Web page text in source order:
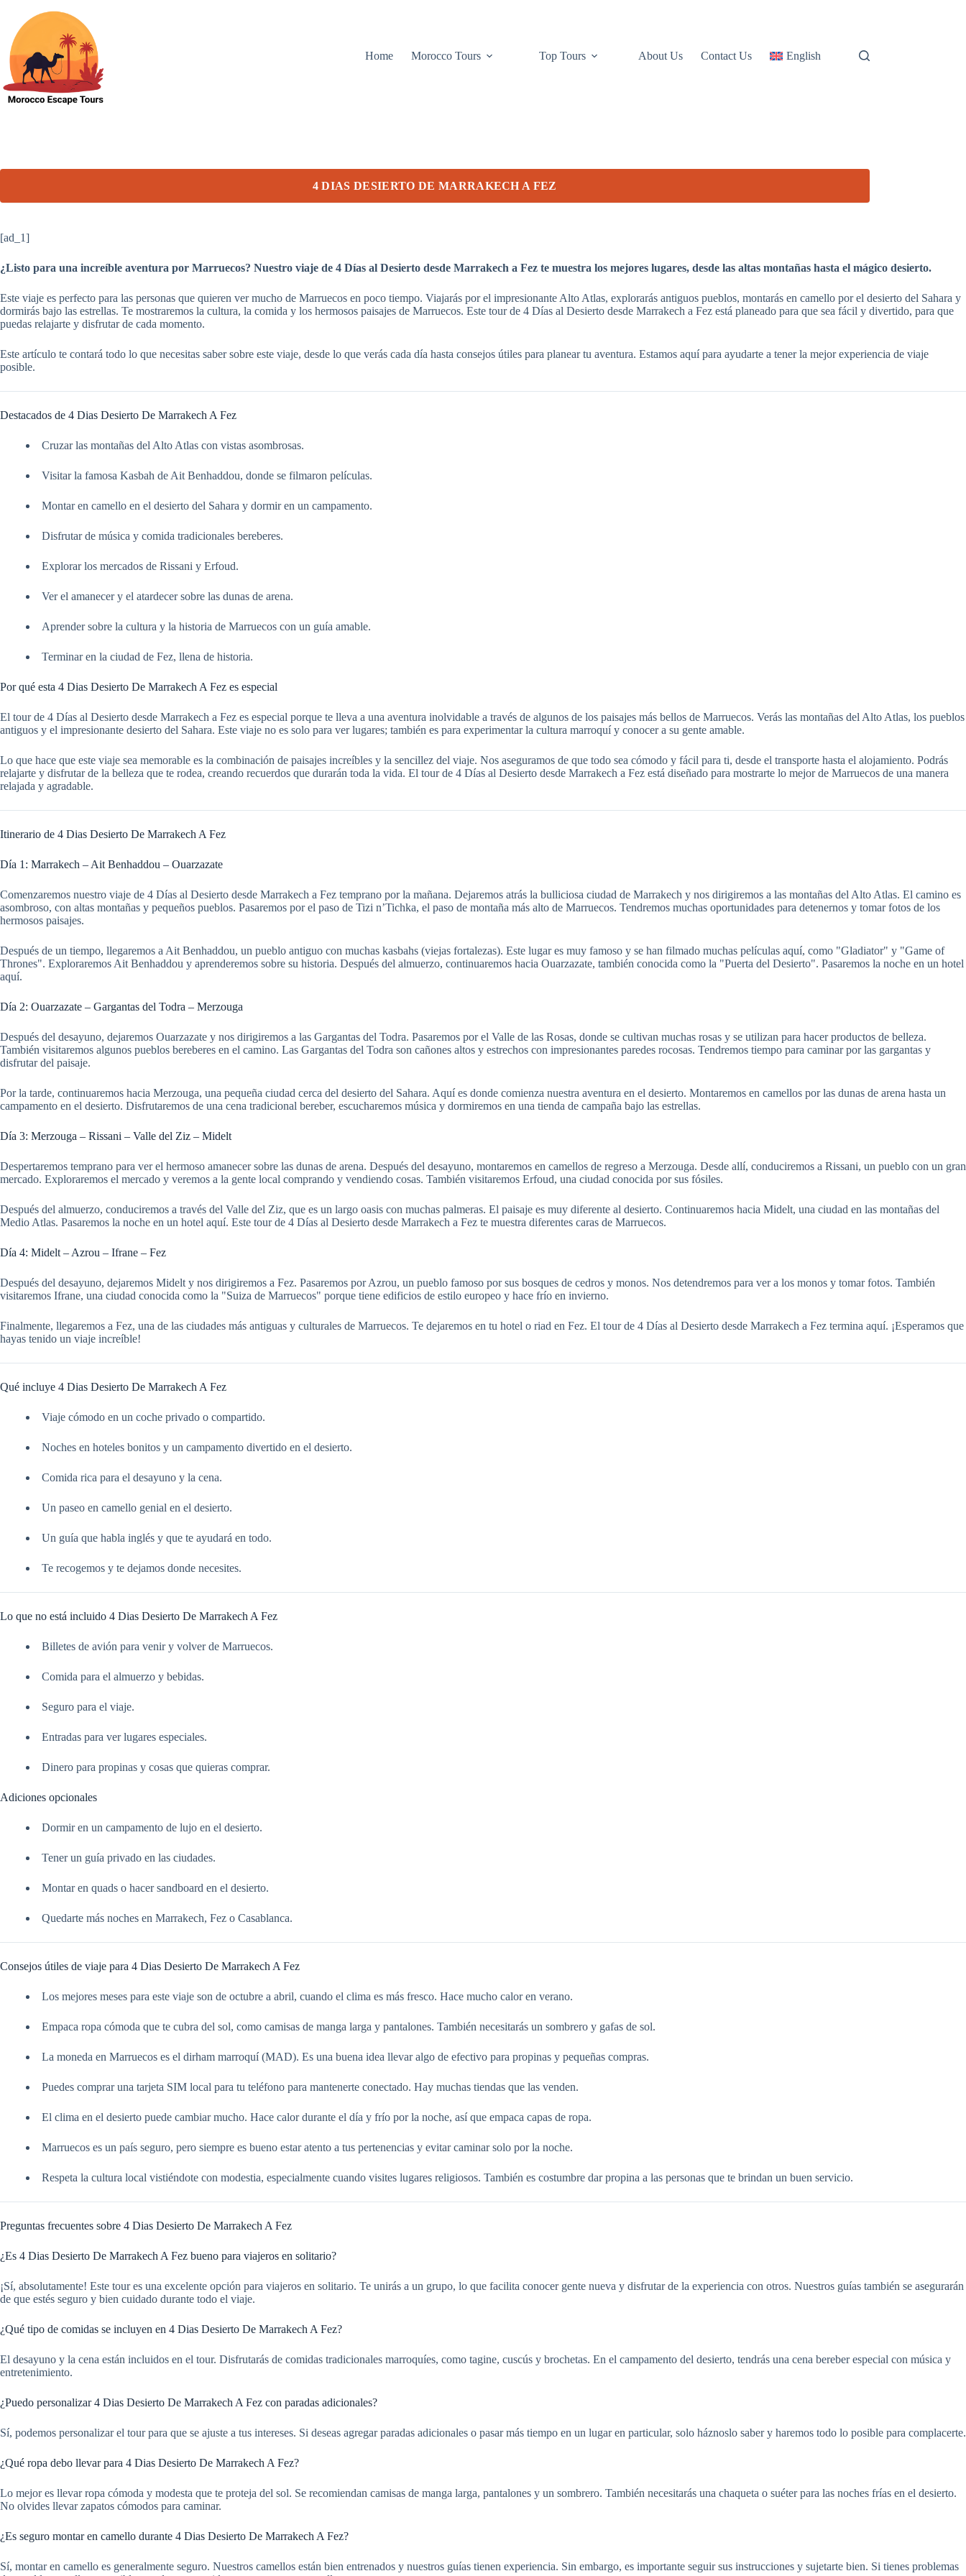
content
Home
Morocco Tours Top Tours About Us Contact Us English
4 DIAS DESIERTO DE MARRAKECH A FEZ
[ad_1]
¿Listo para una increíble aventura por Marruecos? Nuestro viaje de 4 Días al Desierto desde Marrakech a Fez te muestra los mejores lugares, desde las altas montañas hasta el mágico desierto.
Este viaje es perfecto para las personas que quieren ver mucho de Marruecos en poco tiempo. Viajarás por el impresionante Alto Atlas, explorarás antiguos pueblos, montarás en camello por el desierto del Sahara y
dormirás bajo las estrellas. Te mostraremos la cultura, la comida y los hermosos paisajes de Marruecos. Este tour de 4 Días al Desierto desde Marrakech a Fez está planeado para que sea fácil y divertido, para que
puedas relajarte y disfrutar de cada momento.
Este artículo te contará todo lo que necesitas saber sobre este viaje, desde lo que verás cada día hasta consejos útiles para planear tu aventura. Estamos aquí para ayudarte a tener la mejor experiencia de viaje
posible.
Destacados de 4 Dias Desierto De Marrakech A Fez
Cruzar las montañas del Alto Atlas con vistas asombrosas.
Visitar la famosa Kasbah de Ait Benhaddou, donde se filmaron películas.
Montar en camello en el desierto del Sahara y dormir en un campamento.
Disfrutar de música y comida tradicionales bereberes.
Explorar los mercados de Rissani y Erfoud.
Ver el amanecer y el atardecer sobre las dunas de arena.
Aprender sobre la cultura y la historia de Marruecos con un guía amable.
Terminar en la ciudad de Fez, llena de historia.
Por qué esta 4 Dias Desierto De Marrakech A Fez es especial
El tour de 4 Días al Desierto desde Marrakech a Fez es especial porque te lleva a una aventura inolvidable a través de algunos de los paisajes más bellos de Marruecos. Verás las montañas del Alto Atlas, los pueblos
antiguos y el impresionante desierto del Sahara. Este viaje no es solo para ver lugares; también es para experimentar la cultura marroquí y conocer a su gente amable.
Lo que hace que este viaje sea memorable es la combinación de paisajes increíbles y la sencillez del viaje. Nos aseguramos de que todo sea cómodo y fácil para ti, desde el transporte hasta el alojamiento. Podrás
relajarte y disfrutar de la belleza que te rodea, creando recuerdos que durarán toda la vida. El tour de 4 Días al Desierto desde Marrakech a Fez está diseñado para mostrarte lo mejor de Marruecos de una manera
relajada y agradable.
Itinerario de 4 Dias Desierto De Marrakech A Fez
Día 1: Marrakech – Ait Benhaddou – Ouarzazate
Comenzaremos nuestro viaje de 4 Días al Desierto desde Marrakech a Fez temprano por la mañana. Dejaremos atrás la bulliciosa ciudad de Marrakech y nos dirigiremos a las montañas del Alto Atlas. El camino es
asombroso, con altas montañas y pequeños pueblos. Pasaremos por el paso de Tizi n’Tichka, el paso de montaña más alto de Marruecos. Tendremos muchas oportunidades para detenernos y tomar fotos de los
hermosos paisajes.
Después de un tiempo, llegaremos a Ait Benhaddou, un pueblo antiguo con muchas kasbahs (viejas fortalezas). Este lugar es muy famoso y se han filmado muchas películas aquí, como "Gladiator" y "Game of
Thrones". Exploraremos Ait Benhaddou y aprenderemos sobre su historia. Después del almuerzo, continuaremos hacia Ouarzazate, también conocida como la "Puerta del Desierto". Pasaremos la noche en un hotel
aquí.
Día 2: Ouarzazate – Gargantas del Todra – Merzouga
Después del desayuno, dejaremos Ouarzazate y nos dirigiremos a las Gargantas del Todra. Pasaremos por el Valle de las Rosas, donde se cultivan muchas rosas y se utilizan para hacer productos de belleza.
También visitaremos algunos pueblos bereberes en el camino. Las Gargantas del Todra son cañones altos y estrechos con impresionantes paredes rocosas. Tendremos tiempo para caminar por las gargantas y
disfrutar del paisaje.
Por la tarde, continuaremos hacia Merzouga, una pequeña ciudad cerca del desierto del Sahara. Aquí es donde comienza nuestra aventura en el desierto. Montaremos en camellos por las dunas de arena hasta un
campamento en el desierto. Disfrutaremos de una cena tradicional bereber, escucharemos música y dormiremos en una tienda de campaña bajo las estrellas.
Día 3: Merzouga – Rissani – Valle del Ziz – Midelt
Despertaremos temprano para ver el hermoso amanecer sobre las dunas de arena. Después del desayuno, montaremos en camellos de regreso a Merzouga. Desde allí, conduciremos a Rissani, un pueblo con un gran
mercado. Exploraremos el mercado y veremos a la gente local comprando y vendiendo cosas. También visitaremos Erfoud, una ciudad conocida por sus fósiles.
Después del almuerzo, conduciremos a través del Valle del Ziz, que es un largo oasis con muchas palmeras. El paisaje es muy diferente al desierto. Continuaremos hacia Midelt, una ciudad en las montañas del
Medio Atlas. Pasaremos la noche en un hotel aquí. Este tour de 4 Días al Desierto desde Marrakech a Fez te muestra diferentes caras de Marruecos.
Día 4: Midelt – Azrou – Ifrane – Fez
Después del desayuno, dejaremos Midelt y nos dirigiremos a Fez. Pasaremos por Azrou, un pueblo famoso por sus bosques de cedros y monos. Nos detendremos para ver a los monos y tomar fotos. También
visitaremos Ifrane, una ciudad conocida como la "Suiza de Marruecos" porque tiene edificios de estilo europeo y hace frío en invierno.
Finalmente, llegaremos a Fez, una de las ciudades más antiguas y culturales de Marruecos. Te dejaremos en tu hotel o riad en Fez. El tour de 4 Días al Desierto desde Marrakech a Fez termina aquí. ¡Esperamos que
hayas tenido un viaje increíble!
Qué incluye 4 Dias Desierto De Marrakech A Fez
Viaje cómodo en un coche privado o compartido.
Noches en hoteles bonitos y un campamento divertido en el desierto.
Comida rica para el desayuno y la cena.
Un paseo en camello genial en el desierto.
Un guía que habla inglés y que te ayudará en todo.
Te recogemos y te dejamos donde necesites.
Lo que no está incluido 4 Dias Desierto De Marrakech A Fez
Billetes de avión para venir y volver de Marruecos.
Comida para el almuerzo y bebidas.
Seguro para el viaje.
Entradas para ver lugares especiales.
Dinero para propinas y cosas que quieras comprar.
Adiciones opcionales
Dormir en un campamento de lujo en el desierto.
Tener un guía privado en las ciudades.
Montar en quads o hacer sandboard en el desierto.
Quedarte más noches en Marrakech, Fez o Casablanca.
Consejos útiles de viaje para 4 Dias Desierto De Marrakech A Fez
Los mejores meses para este viaje son de octubre a abril, cuando el clima es más fresco. Hace mucho calor en verano.
Empaca ropa cómoda que te cubra del sol, como camisas de manga larga y pantalones. También necesitarás un sombrero y gafas de sol.
La moneda en Marruecos es el dirham marroquí (MAD). Es una buena idea llevar algo de efectivo para propinas y pequeñas compras.
Puedes comprar una tarjeta SIM local para tu teléfono para mantenerte conectado. Hay muchas tiendas que las venden.
El clima en el desierto puede cambiar mucho. Hace calor durante el día y frío por la noche, así que empaca capas de ropa.
Marruecos es un país seguro, pero siempre es bueno estar atento a tus pertenencias y evitar caminar solo por la noche.
Respeta la cultura local vistiéndote con modestia, especialmente cuando visites lugares religiosos. También es costumbre dar propina a las personas que te brindan un buen servicio.
Preguntas frecuentes sobre 4 Dias Desierto De Marrakech A Fez
¿Es 4 Dias Desierto De Marrakech A Fez bueno para viajeros en solitario?
¡Sí, absolutamente! Este tour es una excelente opción para viajeros en solitario. Te unirás a un grupo, lo que facilita conocer gente nueva y disfrutar de la experiencia con otros. Nuestros guías también se asegurarán
de que estés seguro y bien cuidado durante todo el viaje.
¿Qué tipo de comidas se incluyen en 4 Dias Desierto De Marrakech A Fez?
El desayuno y la cena están incluidos en el tour. Disfrutarás de comidas tradicionales marroquíes, como tagine, cuscús y brochetas. En el campamento del desierto, tendrás una cena bereber especial con música y
entretenimiento.
¿Puedo personalizar 4 Dias Desierto De Marrakech A Fez con paradas adicionales?
Sí, podemos personalizar el tour para que se ajuste a tus intereses. Si deseas agregar paradas adicionales o pasar más tiempo en un lugar en particular, solo háznoslo saber y haremos todo lo posible para complacerte.
¿Qué ropa debo llevar para 4 Dias Desierto De Marrakech A Fez?
Lo mejor es llevar ropa cómoda y modesta que te proteja del sol. Se recomiendan camisas de manga larga, pantalones y un sombrero. También necesitarás una chaqueta o suéter para las noches frías en el desierto.
No olvides llevar zapatos cómodos para caminar.
¿Es seguro montar en camello durante 4 Dias Desierto De Marrakech A Fez?
Sí, montar en camello es generalmente seguro. Nuestros camellos están bien entrenados y nuestros guías tienen experiencia. Sin embargo, es importante seguir sus instrucciones y sujetarte bien. Si tienes problemas